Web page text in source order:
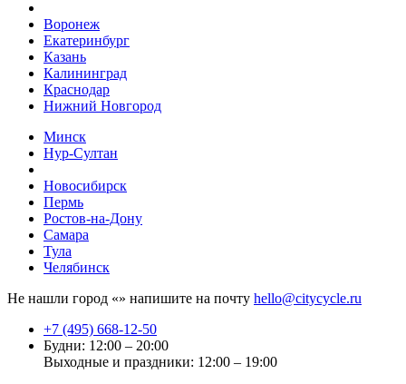
Воронеж
Екатеринбург
Казань
Калининград
Краснодар
Нижний Новгород
Минск
Нур-Султан
Новосибирск
Пермь
Ростов-на-Дону
Самара
Тула
Челябинск
Не нашли город «» напишите на почту hello@citycycle.ru
+7 (495) 668-12-50
Будни: 12:00 – 20:00
Выходные и праздники: 12:00 – 19:00